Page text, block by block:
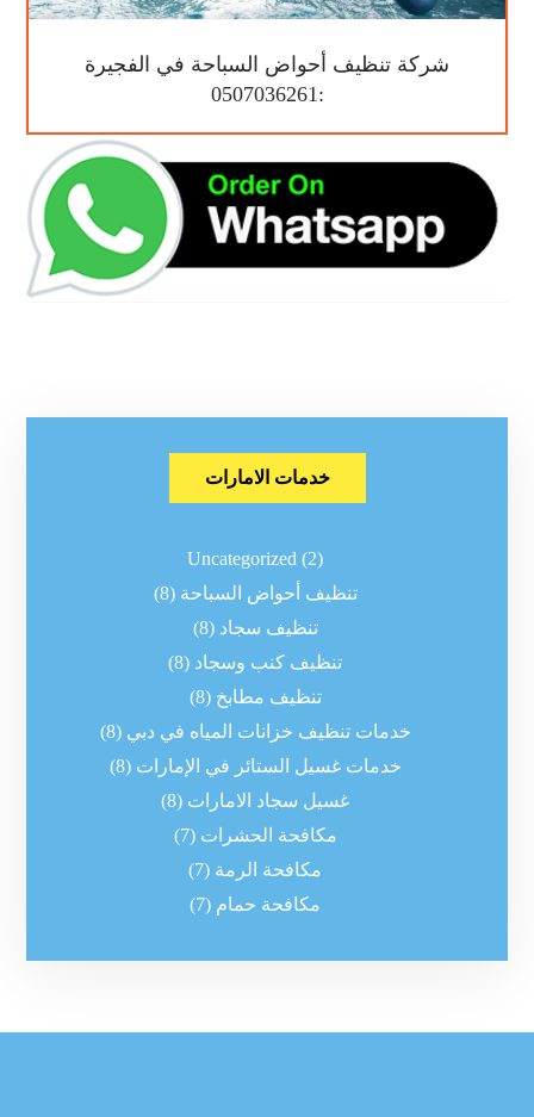
شركة تنظيف أحواض السباحة في الفجيرة
:0507036261
خدمات الامارات
Uncategorized (2)
تنظيف أحواض السباحة (8)
تنظيف سجاد (8)
تنظيف كنب وسجاد (8)
تنظيف مطابخ (8)
خدمات تنظيف خزانات المياه في دبي (8)
خدمات غسيل الستائر في الإمارات (8)
غسيل سجاد الامارات (8)
مكافحة الحشرات (7)
مكافحة الرمة (7)
مكافحة حمام (7)